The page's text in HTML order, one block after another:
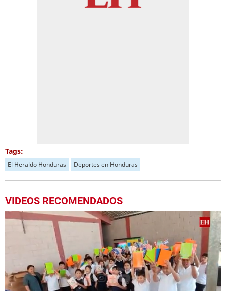
Tags:
El Heraldo Honduras Deportes en Honduras
VIDEOS RECOMENDADOS